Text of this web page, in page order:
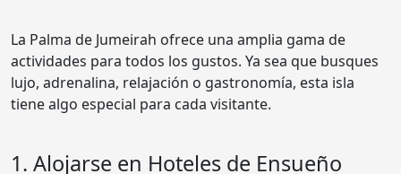
La Palma de Jumeirah ofrece una amplia gama de
actividades para todos los gustos. Ya sea que busques
lujo, adrenalina, relajación o gastronomía, esta isla
tiene algo especial para cada visitante.
1. Alojarse en Hoteles de Ensueño